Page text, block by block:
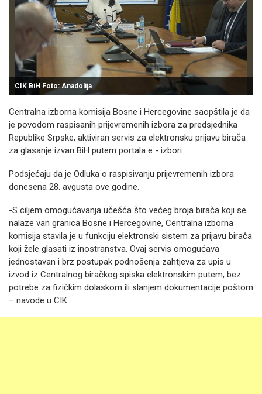
CIK BiH Foto: Anadolija
Centralna izborna komisija Bosne i Hercegovine saopštila je da
je povodom raspisanih prijevremenih izbora za predsjednika
Republike Srpske, aktiviran servis za elektronsku prijavu birača
za glasanje izvan BiH putem portala e - izbori.
Podsjećaju da je Odluka o raspisivanju prijevremenih izbora
donesena 28. avgusta ove godine.
-S ciljem omogućavanja učešća što većeg broja birača koji se
nalaze van granica Bosne i Hercegovine, Centralna izborna
komisija stavila je u funkciju elektronski sistem za prijavu birača
koji žele glasati iz inostranstva. Ovaj servis omogućava
jednostavan i brz postupak podnošenja zahtjeva za upis u
izvod iz Centralnog biračkog spiska elektronskim putem, bez
potrebe za fizičkim dolaskom ili slanjem dokumentacije poštom
– navode u CIK.